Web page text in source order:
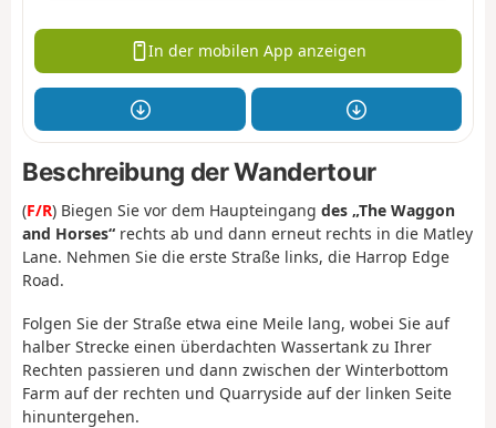
In der mobilen App anzeigen
Beschreibung der Wandertour
(F/R) Biegen Sie vor dem Haupteingang des „The Waggon
and Horses“ rechts ab und dann erneut rechts in die Matley
Lane. Nehmen Sie die erste Straße links, die Harrop Edge
Road.
Folgen Sie der Straße etwa eine Meile lang, wobei Sie auf
halber Strecke einen überdachten Wassertank zu Ihrer
Rechten passieren und dann zwischen der Winterbottom
Farm auf der rechten und Quarryside auf der linken Seite
hinuntergehen.